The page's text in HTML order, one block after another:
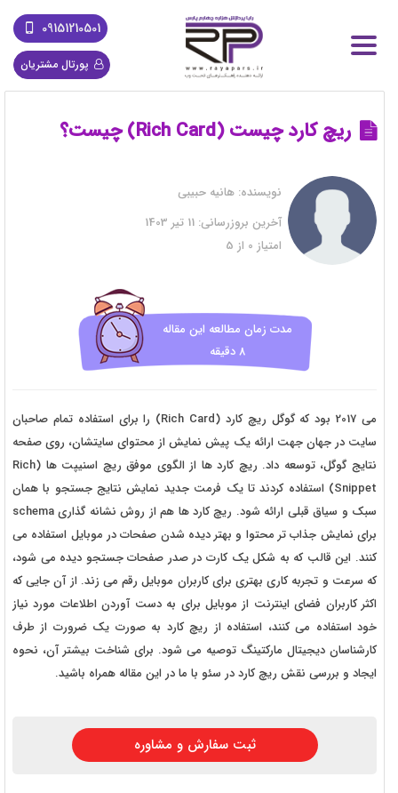
09151210501
پورتال مشتریان
ریچ کارد چیست (Rich Card) چیست؟
نویسنده: هانیه حبیبی
آخرین بروزرسانی:
امتیاز 0 از 5
مدت زمان مطالعه این مقاله
8 دقیقه
می 2017 بود که گوگل ریچ کارد (Rich Card) را برای استفاده تمام صاحبان
سایت در جهان جهت ارائه یک پیش نمایش از محتوای سایتشان، روی صفحه
نتایج گوگل، توسعه داد. ریچ کارد ها از الگوی موفق ریچ اسنیپت ها (Rich
Snippet) استفاده کردند تا یک فرمت جدید نمایش نتایج جستجو با همان
سبک و سیاق قبلی ارائه شود. ریچ کارد ها هم از روش نشانه گذاری schema
برای نمایش جذاب تر محتوا و بهتر دیده شدن صفحات در موبایل استفاده می
کنند. این قالب که به شکل یک کارت در صدر صفحات جستجو دیده می شود،
که سرعت و تجربه کاری بهتری برای کاربران موبایل رقم می زند. از آن جایی که
اکثر کاربران فضای اینترنت از موبایل برای به دست آوردن اطلاعات مورد نیاز
خود استفاده می کنند، استفاده از ریچ کارد به صورت یک ضرورت از طرف
کارشناسان دیجیتال مارکتینگ توصیه می شود. برای شناخت بیشتر آن، نحوه
ایجاد و بررسی نقش ریچ کارد در سئو با ما در این مقاله همراه باشید.
ثبت سفارش و مشاوره